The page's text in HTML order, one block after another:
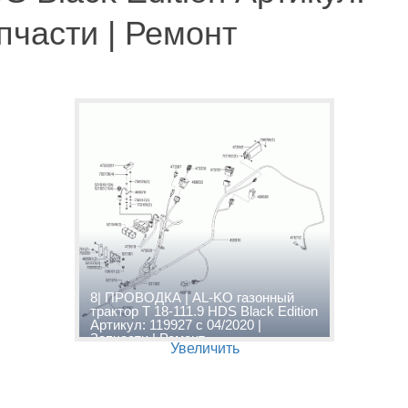
| Ремонт
8| ПРОВОДКА | AL-KO газонный
трактор T 18-111.9 HDS Black Edition
Артикул: 119927 с 04/2020 |
Запчасти | Ремонт
Увеличить